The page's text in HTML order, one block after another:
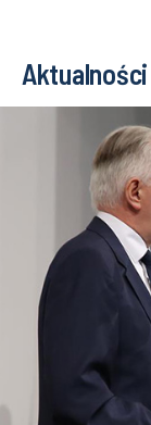
Aktualności